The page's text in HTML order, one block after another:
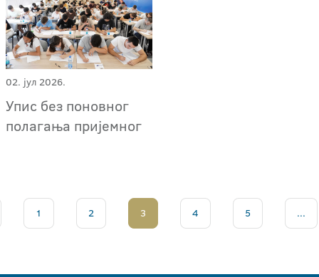
02. јул 2026.
Упис без поновног
полагања пријемног
1 2 3 4 5 ...